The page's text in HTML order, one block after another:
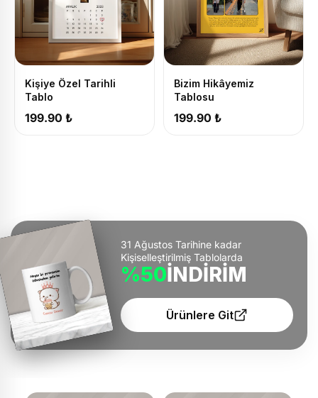
Kişiye Özel Tarihli
Tablo
199.90 ₺
Bizim Hikâyemiz
Tablosu
199.90 ₺
31 Ağustos Tarihine kadar
Kişiselleştirilmiş Tablolarda
%50İNDİRİM
Ürünlere Git